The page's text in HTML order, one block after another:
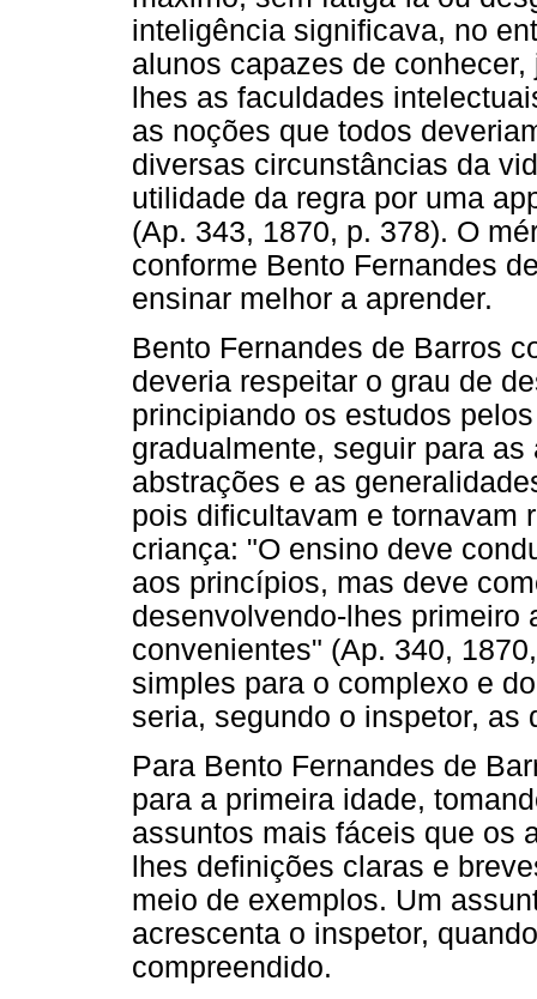
inteligência significava, no
alunos capazes de
lhes as faculdades
as noções que todos
diversas circunstâncias da
utilidade da regra por uma
(Ap. 343, 1870, p. 378). O
conforme Bento Fernandes
ensinar melhor a aprender.
Bento Fernandes de Barros
deveria respeitar o grau de
principiando os estudos
gradualmente, seguir para
abstrações e as
pois dificultavam e tornavam
criança: "O ensino deve
aos princípios, mas deve
desenvolvendo-lhes
convenientes" (Ap. 340,
simples para o complexo e
seria, segundo o inspetor, as
Para Bento Fernandes de
para a primeira idade,
assuntos mais fáceis que os
lhes definições claras e
meio de exemplos. Um
acrescenta o inspetor,
compreendido.